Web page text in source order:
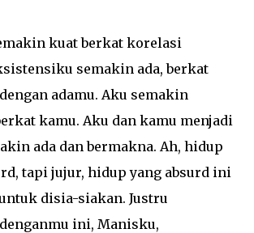
kuat berkat korelasi
semakin ada, berkat
adamu. Aku semakin
kamu. Aku dan kamu menjadi
ada dan bermakna. Ah, hidup
tapi jujur, hidup yang absurd ini
disia-siakan. Justru
ini, Manisku,